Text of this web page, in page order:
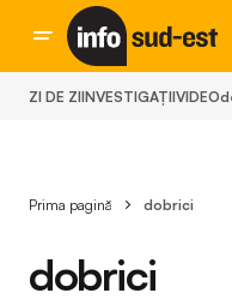
ZI DE ZIINVESTIGAȚIIVIDEO
Prima pagină dobrici
dobrici